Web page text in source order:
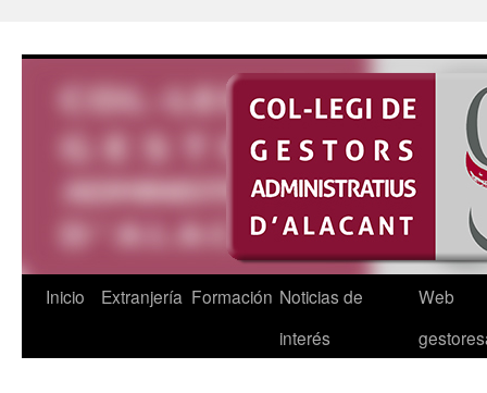
Inicio Extranjería Formación Noticias de
interés
Web